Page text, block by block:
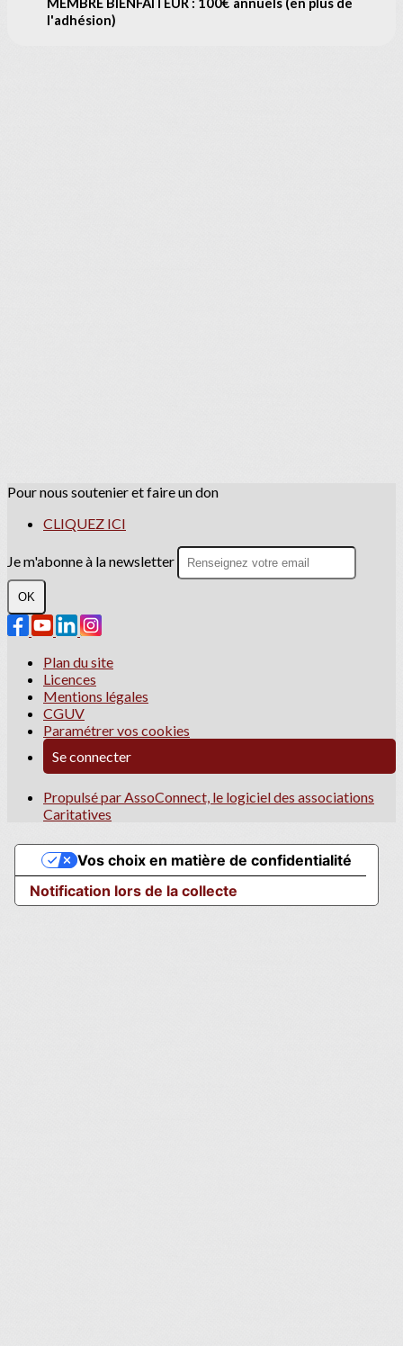
l'adhésion)
Pour nous soutenier et faire un don
CLIQUEZ ICI
Je m'abonne à la newsletter
OK
Plan du site
Licences
Mentions légales
CGUV
Paramétrer vos cookies
Se connecter
Propulsé par AssoConnect, le logiciel des associations
Caritatives
Notification lors de la collecte
Vos choix en matière de confidentialité